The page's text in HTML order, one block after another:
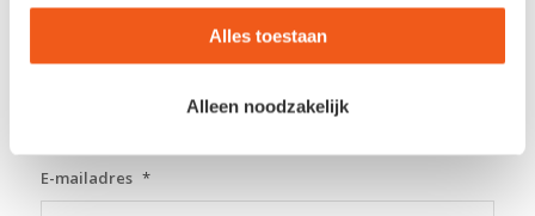
Alles toestaan
Alleen noodzakelijk
Vul uw telefoonnummer in, bijvoorbeeld +31612345678. Gebruik
E-mailadres *